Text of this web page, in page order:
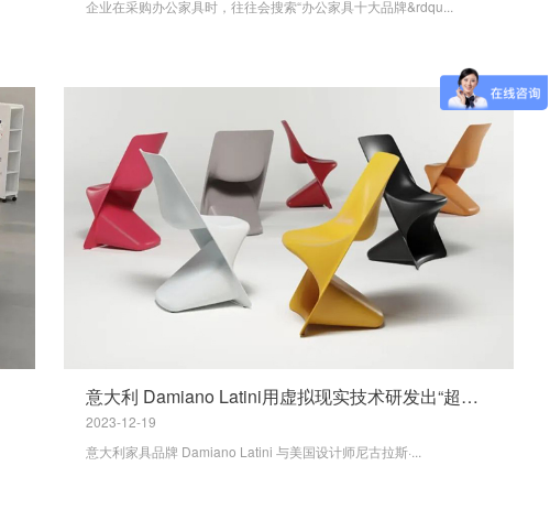
企业在采购办公家具时，往往会搜索“办公家具十大品牌&rdqu...
意大利 Damiano Latini用虚拟现实技术研发出“超级座椅”
2023-12-19
意大利家具品牌 Damiano Latini 与美国设计师尼古拉斯·...